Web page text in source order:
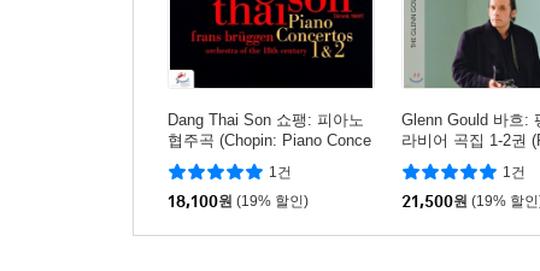
Dang Thai Son 쇼팽: 피아노
협주곡 (Chopin: Piano Conce
rtos Nos. 1, 2)
1건
18,100원 (19% 할인)
Glenn Gould 바흐:
라비어 곡집 1-2권
ch: The Well-
er Books I & II
글렌 굴드
1건
21,500원 (19% 할